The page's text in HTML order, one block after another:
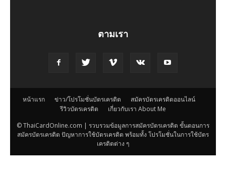
ตามเรา
หน้าแรก ข่าว/โปรโมชั่นบัตรเครดิต
สมัครบัตรเครดิตออนไลน์
รีวิวบัตรเครดิต
เกี่ยวกับเรา About Me
© ThaiCardOnline.com | รวบรวมข้อมูลการสมัครบัตรเครดิต ขั้นตอนการ
สมัครบัตรเครดิต ปัญหาการใช้บัตรเครดิต พร้อมทั้ง โปรโมชั่นในการใช้บัตร
เครดิตต่าง ๆ